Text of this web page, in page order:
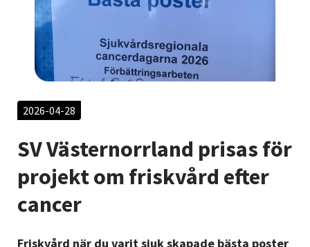
Sök kurser och evenemang
Om SV
Starta studiecirkel
Nyheter
Avdelningar
2026-04-28
SV Västernorrland prisas för
projekt om friskvård efter
cancer
Friskvård när du varit sjuk skapade bästa poster